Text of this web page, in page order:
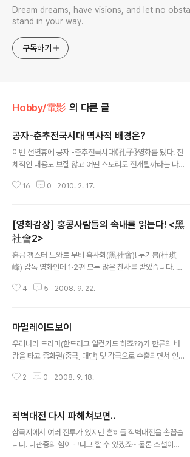
Dream dreams, have visions, and let no
stand in your way.
구독하기
Hobby/電影 의 다른 글
공자-춘추전국시대 역사적 배경은?
이번 설연휴에 공자 -춘추전국시대《孔子》영화를 봤다. 전
체적인 내용도 보질 않고 어떤 스토리로 전개될까라는 나
시대 감독 호 메이 (2010 / 중국) 출연 주윤발, 주신, 진건
대전과 같은 큰 스케일의 전쟁장면은 별로 없고, 계도적인
내용이 깔려있어 췟~이게 뭐야..? 할지도 모른다 공자가 살
던 시대는 어땠을까? 공자(孔子)는 기원전 551년에 태어
나 기원전 479년에 죽었다. 시대적으로 말하면 춘추시대
(春秋時代) 말기에 해당한다. 춘추시대(春秋時代)에 접
어들면서 주왕조의 봉건제도는 서서히 붕괴되기 시작했다.
16 0 2010. 2. 17.
[영화감상] 홍콩사람들의 속내를 읽는다! <黑
社會2>
홍콩 갱스터 느와르 무비 흑사회(黑社會)! 두기봉(杜琪
峰) 감독 영화인데 1‧2편 모두 많은 찬사를 받았습니다. 홍
에까지 초청받는 위업을 과시했었습니다. 임달화(任達
시사하는 바가 있는 영화라고 생각되는군요. 2편의 부제는
이화위귀(以和為貴 : 화합을 우선으로 하다). 영화 감상을
마치고 곰곰히 되씹어 보니 그 풍기는 뉘앙스가 심상치 않
사전정보 없이 깨끗하게 영화를 즐기고자 하는 분께서는
4 5 2008. 9. 22.
마멀레이드보이
우리나라 드라마(한드라고 일컫기도 하죠??)가 한류의 바
람을 타고 중화권(중국, 대만) 및 각국으로 수출되면서 인
랑비에 옷 젖는다'는 말이 있듯이 우리에게 소리 소문없이
붕 등이 주연을 맡아 10년 가까이 한국에서 사랑을 받고 있
는 '황제의 딸'을 비롯해 지난 95년 KBS를 통해 방송돼 2
0%가 넘는 시청률을 기록했던 대만 드라마 '판관 포청
2 0 2008. 9. 18.
적벽대전 다시 파헤쳐보면..
삼국지에서 여러 전투가 있지만 흔히들 적벽대전을 손꼽습
니다. 나관중의 힘이 크다고 할 수 있겠죠~ 물론 소설이기